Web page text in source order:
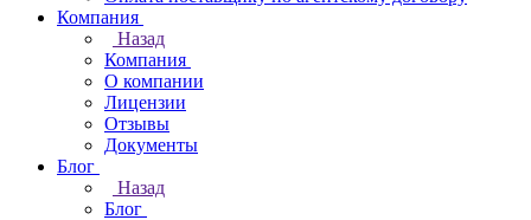
Компания
Назад
Компания
О компании
Лицензии
Отзывы
Документы
Блог
Назад
Блог